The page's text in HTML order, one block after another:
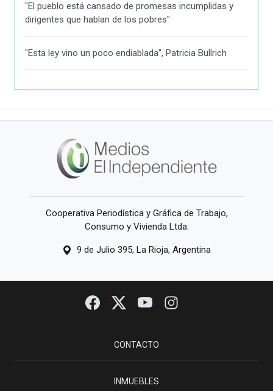
"El pueblo está cansado de promesas incumplidas y
dirigentes que hablan de los pobres"
"Esta ley vino un poco endiablada", Patricia Bullrich
Cooperativa Periodística y Gráfica de Trabajo,
Consumo y Vivienda Ltda.
9 de Julio 395, La Rioja, Argentina
CONTACTO
INMUEBLES